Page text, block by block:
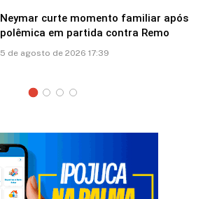
Neymar curte momento familiar após
polêmica em partida contra Remo
5 de agosto de 2026 17:39